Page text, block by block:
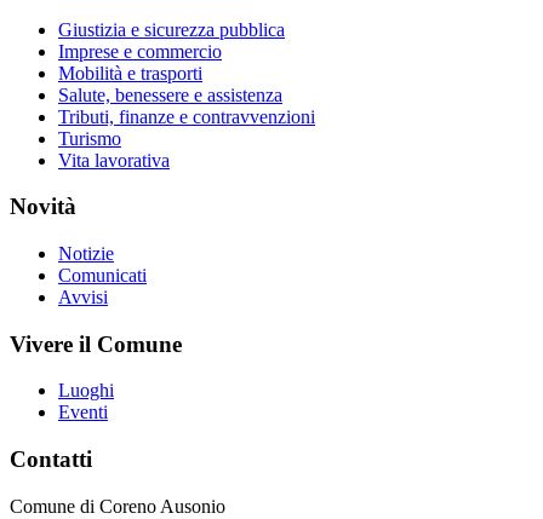
Giustizia e sicurezza pubblica
Imprese e commercio
Mobilità e trasporti
Salute, benessere e assistenza
Tributi, finanze e contravvenzioni
Turismo
Vita lavorativa
Novità
Notizie
Comunicati
Avvisi
Vivere il Comune
Luoghi
Eventi
Contatti
Comune di Coreno Ausonio